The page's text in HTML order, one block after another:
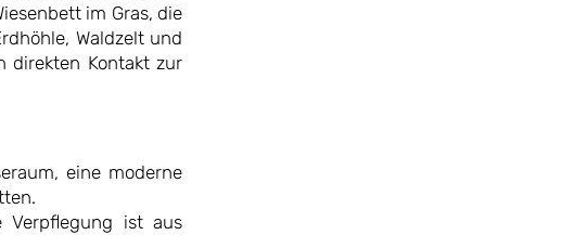
im Gras, die
Waldzelt und
direkten Kontakt zur
eine moderne
Verpflegung ist aus